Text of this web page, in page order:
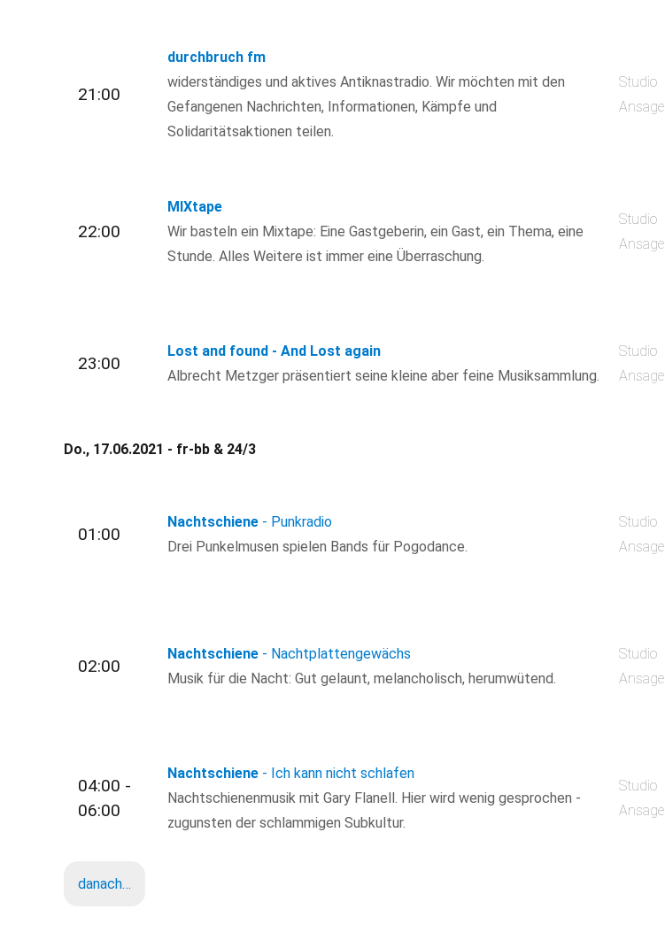
21:00
durchbruch fm
widerständiges und aktives Antiknastradio. Wir möchten mit den
Gefangenen Nachrichten, Informationen, Kämpfe und
Solidaritätsaktionen teilen.
Studio
Ansage
22:00
MIXtape
Wir basteln ein Mixtape: Eine Gastgeberin, ein Gast, ein Thema, eine
Stunde. Alles Weitere ist immer eine Überraschung.
Studio
Ansage
23:00
Lost and found - And Lost again
Albrecht Metzger präsentiert seine kleine aber feine Musiksammlung.
Studio
Ansage
Do., 17.06.2021 - fr-bb & 24/3
01:00
Nachtschiene - Punkradio
Drei Punkelmusen spielen Bands für Pogodance.
Studio
Ansage
02:00
Nachtschiene - Nachtplattengewächs
Musik für die Nacht: Gut gelaunt, melancholisch, herumwütend.
Studio
Ansage
04:00 -
06:00
Nachtschiene - Ich kann nicht schlafen
Nachtschienenmusik mit Gary Flanell. Hier wird wenig gesprochen -
zugunsten der schlammigen Subkultur.
Studio
Ansage
danach…